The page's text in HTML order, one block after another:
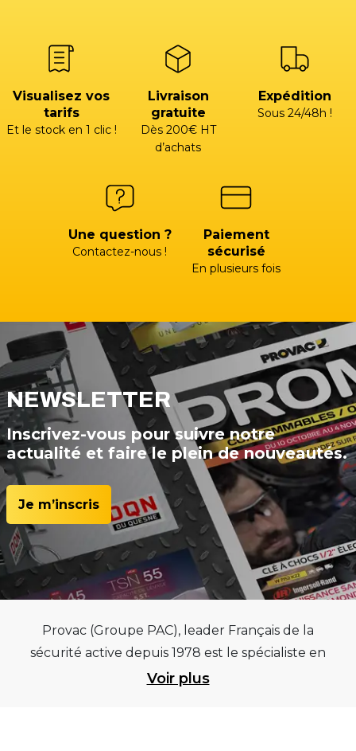
Visualisez vos
tarifs
Et le stock en 1 clic !
Livraison
gratuite
Dès 200€ HT
d’achats
Expédition
Sous 24/48h !
Une question ?
Contactez-nous !
Paiement
sécurisé
En plusieurs fois
NEWSLETTER
Inscrivez-vous pour suivre notre
actualité et faire le plein de nouveautés.
Je m’inscris
Provac (Groupe PAC), leader Français de la
sécurité active depuis 1978 est le spécialiste en
équipements pour garages et centres
Voir plus